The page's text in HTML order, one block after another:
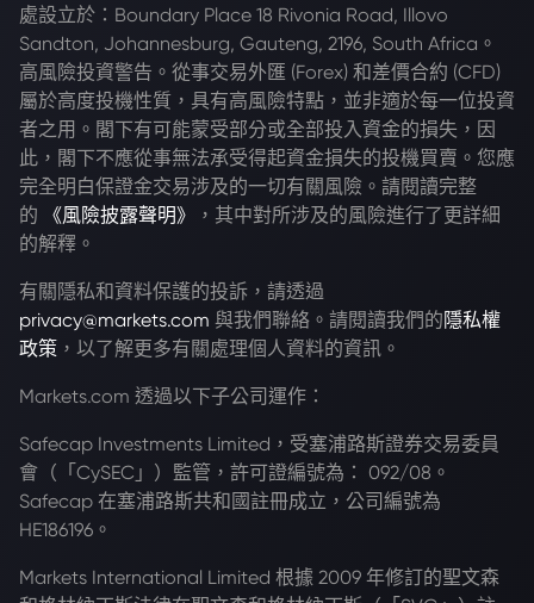
處設立於：Boundary Place 18 Rivonia Road, Illovo
Sandton, Johannesburg, Gauteng, 2196, South Africa。
高風險投資警告。從事交易外匯 (Forex) 和差價合約 (CFD)
屬於高度投機性質，具有高風險特點，並非適於每一位投資
者之用。閣下有可能蒙受部分或全部投入資金的損失，因
此，閣下不應從事無法承受得起資金損失的投機買賣。您應
完全明白保證金交易涉及的一切有關風險。請閱讀完整
的
《風險披露聲明》
，其中對所涉及的風險進行了更詳細
的解釋。
有關隱私和資料保護的投訴，請透過
privacy@markets.com 與我們聯絡。請閱讀我們的 隱私權
政策 ，以了解更多有關處理個人資料的資訊。
Markets.com 透過以下子公司運作：
Safecap Investments Limited，受塞浦路斯證券交易委員
會（「CySEC」）監管，許可證編號為： 092/08。
Safecap 在塞浦路斯共和國註冊成立，公司編號為
HE186196。
Markets International Limited 根據 2009 年修訂的聖文森